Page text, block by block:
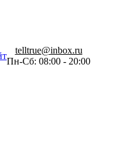
telltrue@inbox.ru
Пн-Сб: 08:00 - 20:00